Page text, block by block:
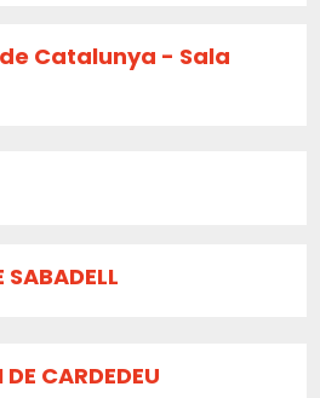
Catalunya - Sala
SABADELL
CARDEDEU